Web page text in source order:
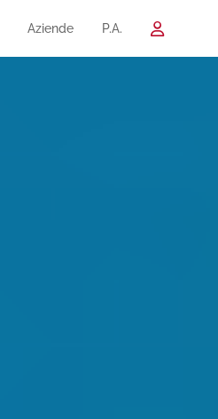
Aziende P.A.